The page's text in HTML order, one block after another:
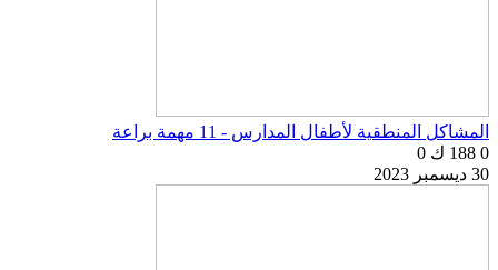
المشاكل المنطقية لأطفال المدارس - 11 مهمة براعة
0 188 ك
0
30 ديسمبر 2023